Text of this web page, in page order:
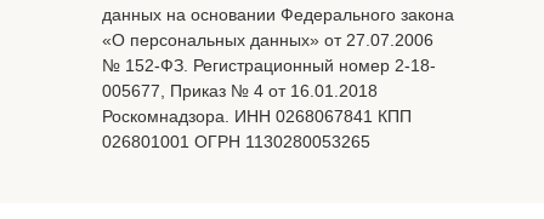
данных на основании Федерального закона
«О персональных данных» от 27.07.2006
№ 152-ФЗ. Регистрационный номер 2-18-
005677, Приказ № 4 от 16.01.2018
Роскомнадзора. ИНН 0268067841 КПП
026801001 ОГРН 1130280053265